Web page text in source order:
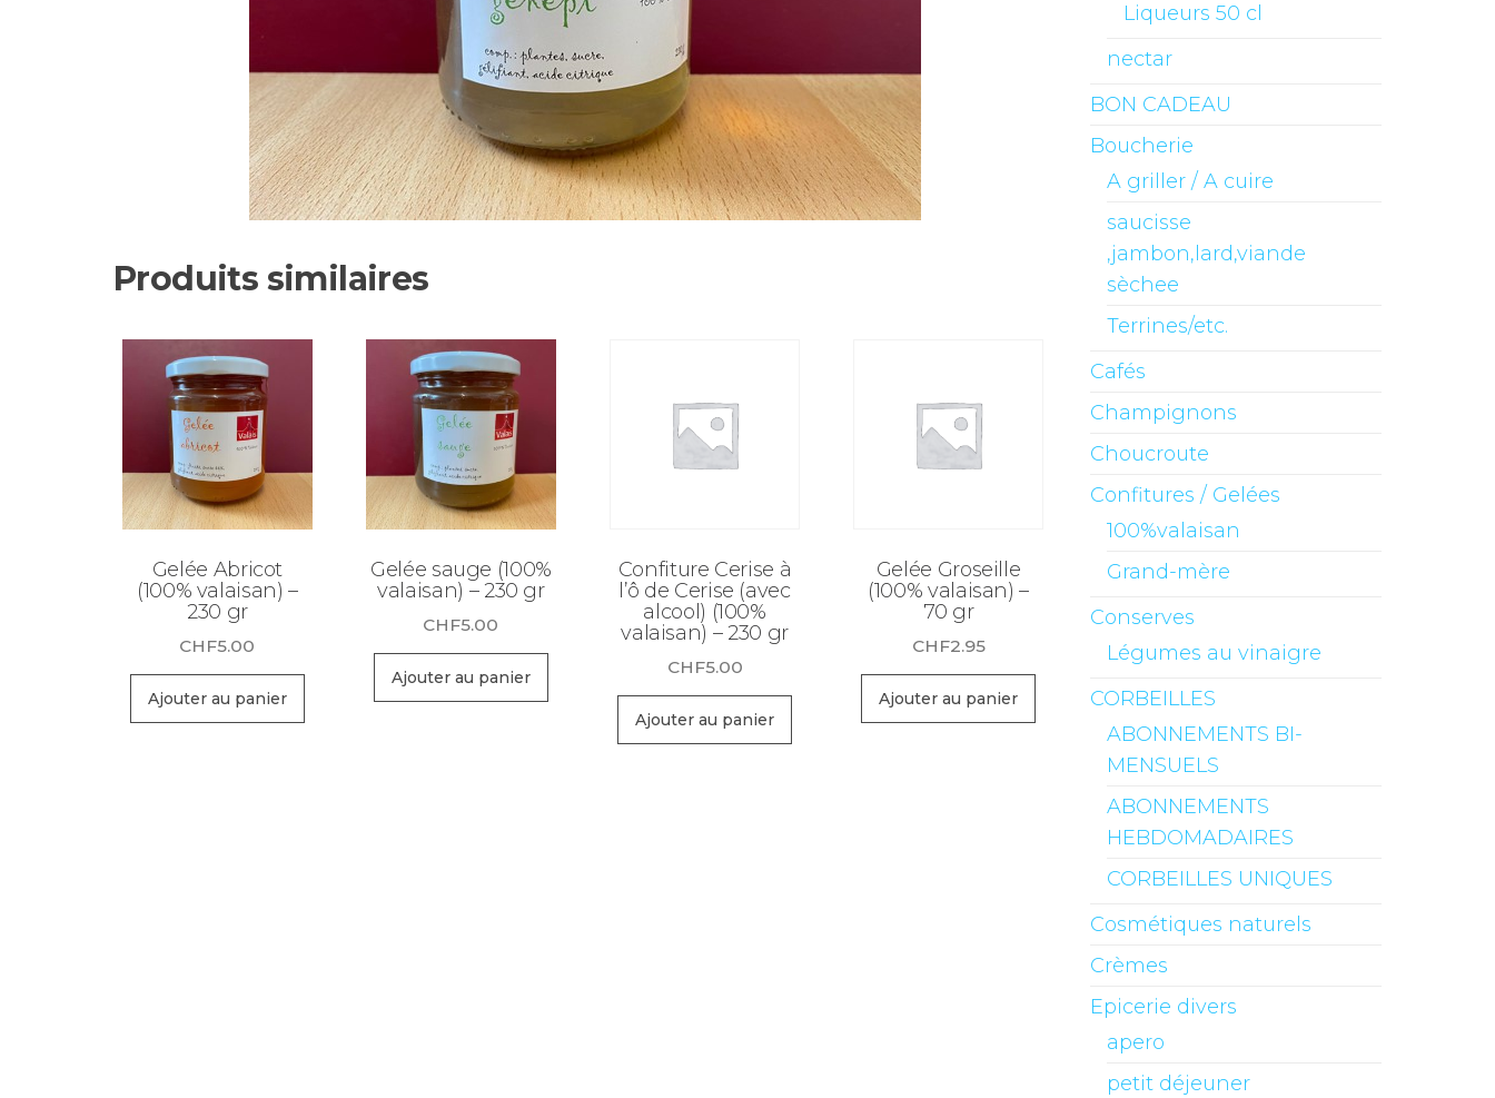
Produits similaires
Gelée Abricot
(100% valaisan) –
230 gr
CHF5.00
Ajouter au panier
Gelée sauge (100%
valaisan) – 230 gr
CHF5.00
Ajouter au panier
Confiture Cerise à
l’ô de Cerise (avec
alcool) (100%
valaisan) – 230 gr
CHF5.00
Ajouter au panier
Gelée Groseille
(100% valaisan) –
70 gr
CHF2.95
Ajouter au panier
Liqueurs 50 cl
nectar
BON CADEAU
Boucherie
A griller / A cuire
saucisse
,jambon,lard,viande
sèchee
Terrines/etc.
Cafés
Champignons
Choucroute
Confitures / Gelées
100%valaisan
Grand-mère
Conserves
Légumes au vinaigre
CORBEILLES
ABONNEMENTS BI-
MENSUELS
ABONNEMENTS
HEBDOMADAIRES
CORBEILLES UNIQUES
Cosmétiques naturels
Crèmes
Epicerie divers
apero
petit déjeuner